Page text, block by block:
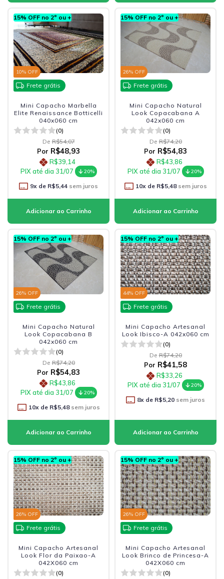
15% OFF no 2º ou +
10% OFF
Frete grátis
Mini Capacho Marbella
Elite Renaissance Botticelli
040x060 cm
(0)
De R$54,07
Por R$48,93
R$39,14
PIX até dia 31/07
20%
9x de R$5,44 sem juros
15% OFF no 2º ou +
26% OFF
Frete grátis
Mini Capacho Natural
Look Copacabana A
042x060 cm
(0)
De R$74,20
Por R$54,83
R$43,86
PIX até dia 31/07
20%
10x de R$5,48sem juros
15% OFF no 2º ou +
26% OFF
Frete grátis
Mini Capacho Natural
Look Copacabana B
042x060 cm
(0)
De R$74,20
Por R$54,83
R$43,86
PIX até dia 31/07
20%
10x de R$5,48sem juros
15% OFF no 2º ou +
44% OFF
Frete grátis
Mini Capacho Artesanal
Look Ibisco-A 042x060 cm
(0)
De R$74,20
Por R$41,58
R$33,26
PIX até dia 31/07
20%
8x de R$5,20 sem juros
15% OFF no 2º ou +
26% OFF
Frete grátis
Mini Capacho Artesanal
Look Flor da Paixao-A
042X060 cm
(0)
15% OFF no 2º ou +
26% OFF
Frete grátis
Mini Capacho Artesanal
Look Brinco de Princesa-A
042X060 cm
(0)